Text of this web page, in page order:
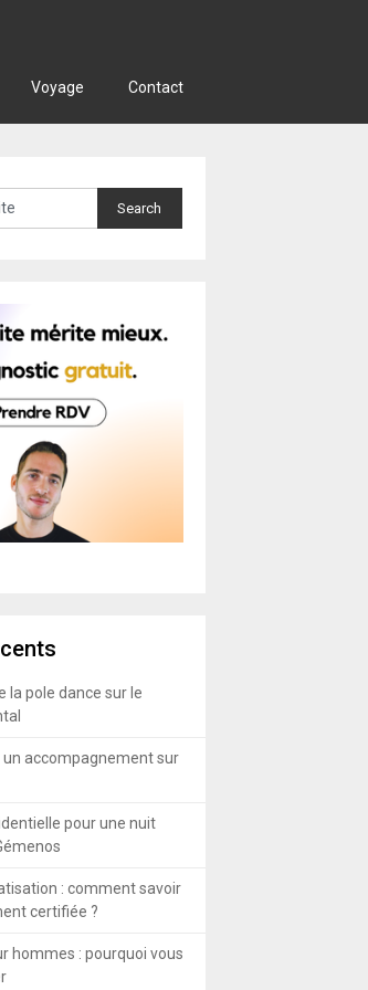
Voyage Contact
la pole dance sur le
un accompagnement sur
pour une nuit
: comment savoir
certifiée ?
hommes : pourquoi vous